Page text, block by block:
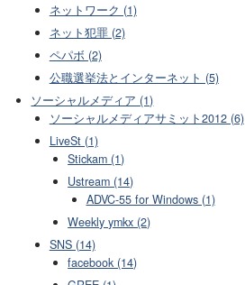
ネットワーク (1)
ネット犯罪 (2)
ペパボ (2)
公職選挙法とインターネット (5)
ソーシャルメディア (1)
ソーシャルメディアサミット2012 (6)
LiveSt (1)
Stickam (1)
Ustream (14)
ADVC-55 for Windows (1)
Weekly ymkx (2)
SNS (14)
facebook (14)